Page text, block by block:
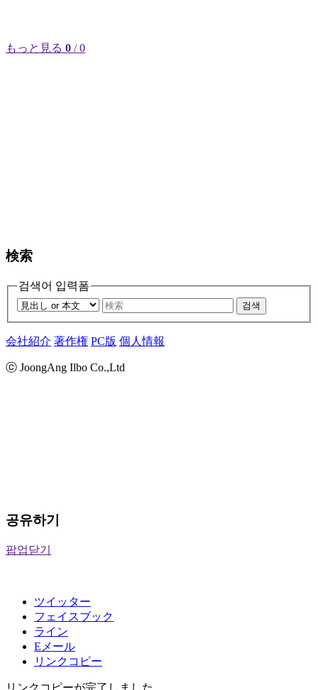
もっと見る 0 / 0
検索
검색어 입력폼
검색
会社紹介 著作権 PC版 個人情報
ⓒ JoongAng Ilbo Co.,Ltd
공유하기
팝업닫기
ツイッター
フェイスブック
ライン
Eメール
リンクコピー
リンクコピーが完了しました。